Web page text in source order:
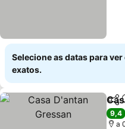
Selecione as datas para
exatos.
9,4
a